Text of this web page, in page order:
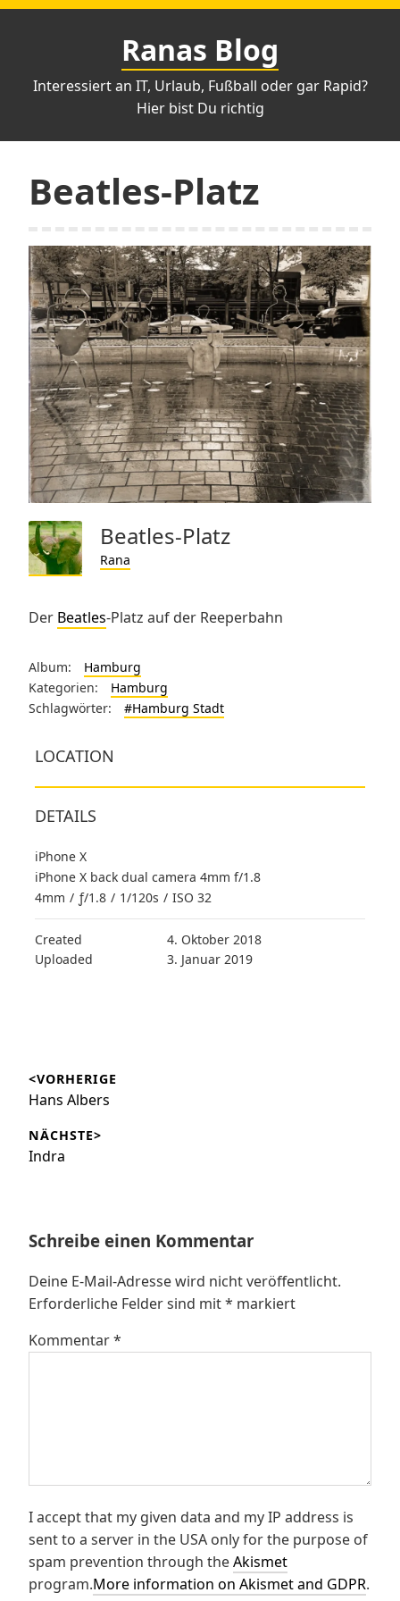
Zum
Ranas Blog
Interessiert an IT, Urlaub, Fußball oder gar Rapid?
Hier bist Du richtig
Beatles-Platz
Beatles-Platz
Rana
Der Beatles-Platz auf der Reeperbahn
Album:
Hamburg
Kategorien:
Hamburg
Schlagwörter:
#Hamburg Stadt
LOCATION
DETAILS
iPhone X
iPhone X back dual camera 4mm f/1.8
4mm / ƒ/1.8 / 1/120s / ISO 32
Created
4. Oktober 2018
Uploaded
3. Januar 2019
<VORHERIGE
Vorheriger
Hans Albers
NÄCHSTE>
Nächster
Indra
Schreibe einen Kommentar
Deine E-Mail-Adresse wird nicht veröffentlicht.
Erforderliche Felder sind mit* markiert
Kommentar*
I accept that my given data and my IP address is
sent to a server in the USA only for the purpose of
spam prevention through theAkismet
program.More information on Akismet and GDPR.